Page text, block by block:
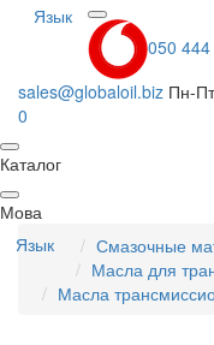
Язык
050
sales@globaloil.biz Пн-
0
Каталог
Мова
Язык
Смазочные
Масла для
Масла